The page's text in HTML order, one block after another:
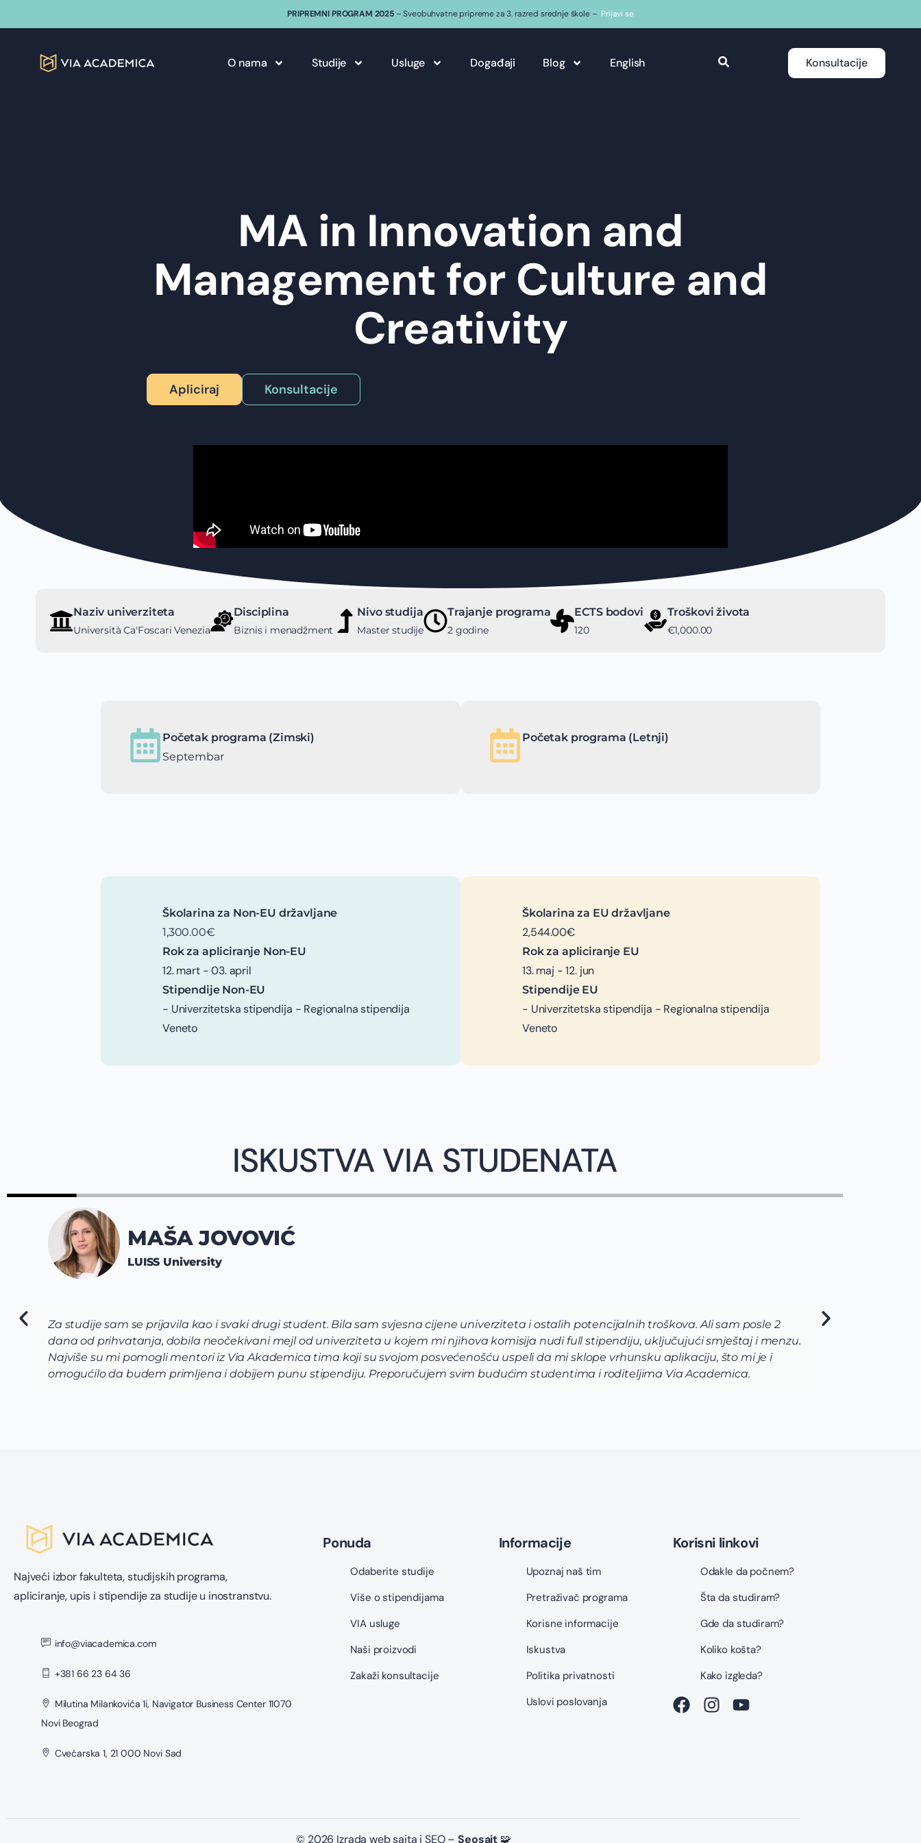
PRIPREMNI PROGRAM 2025– Sveobuhvatne pripreme za 3. razred srednje škole – Prijavi se
O nama Studije Usluge Događaji Blog English Konsultacije
MA in Innovation and
Management for Culture and
Creativity
Apliciraj Konsultacije
Naziv univerziteta
Università Ca'Foscari Venezia
Disciplina
Biznis i menadžment
Nivo studija
Master studije
Trajanje programa
2 godine
ECTS bodovi
120
Troškovi života
€1,000.00
Početak programa (Zimski)
Septembar
Početak programa (Letnji)
Školarina za Non-EU državljane
1,300.00€
Rok za apliciranje Non-EU
12. mart - 03. april
Stipendije Non-EU
- Univerzitetska stipendija - Regionalna stipendija
Veneto
Školarina za EU državljane
2,544.00€
Rok za apliciranje EU
13. maj - 12. jun
Stipendije EU
- Univerzitetska stipendija - Regionalna stipendija
Veneto
ISKUSTVA VIA STUDENATA
Ali sam posle 2
smještaj i menzu.
aplikaciju, što mi je i
Via Academica.
Via tim mi je pre svega pomogao da shvatim koje polje nauke želim da usavrsim preko svojih studija i da se usmerim.
pomogli da odaberem program koji najviše odgovara mojim željama i zamislima o osnovnim studijama koje bi trebalo da
raznovrsne, u mom slučaju da biologija, hemija i biohemija budu upotpunjene laboratorijama i radom u istraživackoj grupi.
korak prijave i aplikacije bio je uz pomoć i podršku celokunog Via Academica tima.
Najveći izbor fakulteta, studijskih programa,
apliciranje, upis i stipendije za studije u inostranstvu.
info@viacademica.com
+381 66 23 64 36
Milutina Milankovića 1i, Navigator Business Center 11070
Novi Beograd
Cvećarska 1, 21 000 Novi Sad
Ponuda
Odaberite studije
Više o stipendijama
VIA usluge
Naši proizvodi
Zakaži konsultacije
Informacije
Upoznaj naš tim
Pretraživač programa
Korisne informacije
Iskustva
Politika privatnosti
Uslovi poslovanja
Korisni linkovi
Odakle da počnem?
Šta da studiram?
Gde da studiram?
Koliko košta?
Kako izgleda?
© 2026 Izrada web sajta i SEO –Seosajt 🧩